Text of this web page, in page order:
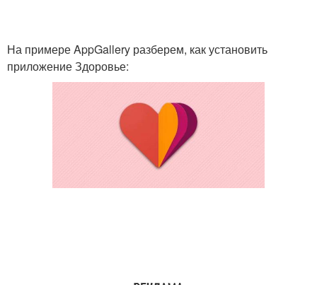
На примере AppGallery разберем, как установить
приложение Здоровье: